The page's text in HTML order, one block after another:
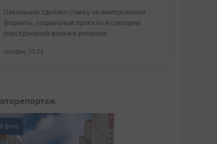
Павильоны сделают ставку на иммерсивные
форматы, социальные проекты и сценарии
повседневной жизни в регионах
сегодня, 15:22
фото